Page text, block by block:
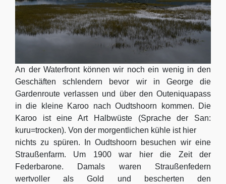
An der Waterfront können wir noch ein wenig in den
Geschäften schlendern bevor wir in George die
Gardenroute verlassen und über den Outeniquapass
in die kleine Karoo nach Oudtshoorn kommen. Die
Karoo ist eine Art Halbwüste (Sprache der San:
kuru=trocken). Von der morgentlichen kühle ist hier
nichts zu spüren. In Oudtshoorn besuchen wir eine
Straußenfarm. Um 1900 war hier die Zeit der
Federbarone. Damals waren Straußenfedern
wertvoller als Gold und bescherten den